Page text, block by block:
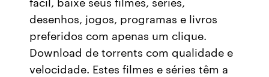
desenhos, jogos, programas e livros
preferidos com apenas um clique.
Download de torrents com qualidade e
velocidade. Estes filmes e séries têm a